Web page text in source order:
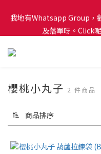
下
我地有Whatsapp Group，
及落單呀。Click
會員積分計劃已啟動！每買
櫻桃小丸子 2 件商品
商品排序